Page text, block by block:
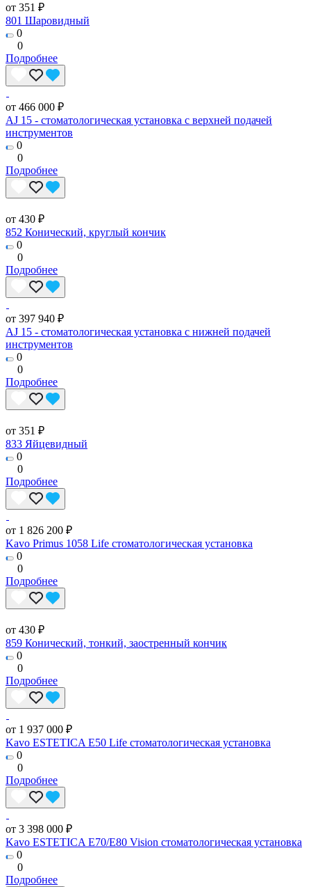
от 351 ₽
801 Шаровидный
0
0
Подробнее
от 466 000 ₽
AJ 15 - стоматологическая установка с верхней подачей
инструментов
0
0
Подробнее
от 430 ₽
852 Конический, круглый кончик
0
0
Подробнее
от 397 940 ₽
AJ 15 - стоматологическая установка с нижней подачей
инструментов
0
0
Подробнее
от 351 ₽
833 Яйцевидный
0
0
Подробнее
от 1 826 200 ₽
Kavo Primus 1058 Life стоматологическая установка
0
0
Подробнее
от 430 ₽
859 Конический, тонкий, заостренный кончик
0
0
Подробнее
от 1 937 000 ₽
Kavo ESTETICA E50 Life стоматологическая установка
0
0
Подробнее
от 3 398 000 ₽
Kavo ESTETICA E70/E80 Vision стоматологическая установка
0
0
Подробнее